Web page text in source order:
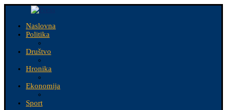
Naslovna
Politika
Društvo
Hronika
Ekonomija
Sport